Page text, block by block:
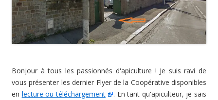
Bonjour à tous les passionnés d'apiculture ! Je suis ravi de
vous présenter les dernier Flyer de la Coopérative disponibles
en lecture ou téléchargement
. En tant qu'apiculteur, je sais